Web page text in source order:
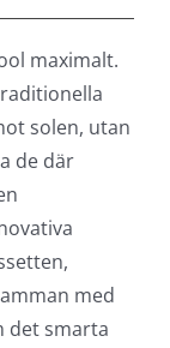
maximalt.
solen, utan
de där
med
det smarta